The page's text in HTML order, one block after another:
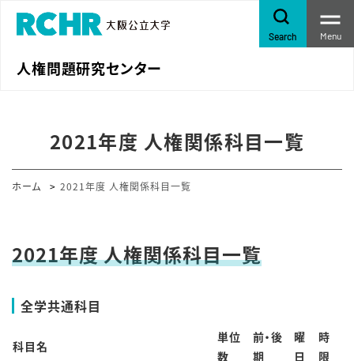
人権問題研究センター
Search Menu
2021年度 人権関係科目一覧
ホーム 2021年度 人権関係科目一覧
2021年度 人権関係科目一覧
全学共通科目
科目名
単位
数
前・後
期
曜
日
時
限